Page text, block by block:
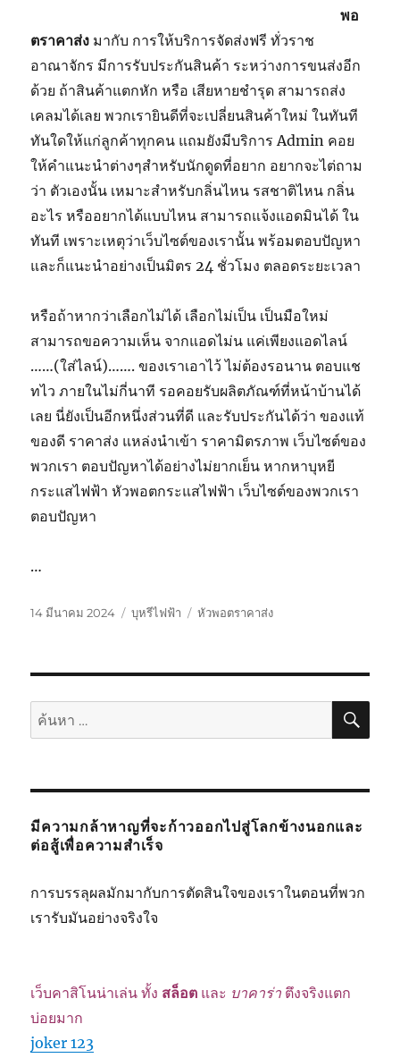
พอ
ตราคาส่ง มากับ การให้บริการจัดส่งฟรี ทั่วราช
อาณาจักร มีการรับประกันสินค้า ระหว่างการขนส่งอีก
ด้วย ถ้าสินค้าแตกหัก หรือ เสียหายชำรุด สามารถส่ง
เคลมได้เลย พวกเรายินดีที่จะเปลี่ยนสินค้าใหม่ ในทันที
ทันใดให้แก่ลูกค้าทุกคน แถมยังมีบริการ Admin คอย
ให้คำแนะนำต่างๆสำหรับนักดูดที่อยาก อยากจะไต่ถาม
ว่า ตัวเองนั้น เหมาะสำหรับกลิ่นไหน รสชาติไหน กลิ่น
อะไร หรืออยากได้แบบไหน สามารถแจ้งแอดมินได้ ใน
ทันที เพราะเหตุว่าเว็บไซต์ของเรานั้น พร้อมตอบปัญหา
และก็แนะนำอย่างเป็นมิตร 24 ชั่วโมง ตลอดระยะเวลา
หรือถ้าหากว่าเลือกไม่ได้ เลือกไม่เป็น เป็นมือใหม่
สามารถขอความเห็น จากแอดไม่น แค่เพียงแอดไลน์
……(ใส่ไลน์)……. ของเราเอาไว้ ไม่ต้องรอนาน ตอบแช
ทไว ภายในไม่กี่นาที รอคอยรับผลิตภัณฑ์ที่หน้าบ้านได้
เลย นี่ยังเป็นอีกหนึ่งส่วนที่ดี และรับประกันได้ว่า ของแท้
ของดี ราคาส่ง แหล่งนำเข้า ราคามิตรภาพ เว็บไซต์ของ
พวกเรา ตอบปัญหาได้อย่างไม่ยากเย็น หากหาบุหยี
กระแสไฟฟ้า หัวพอตกระแสไฟฟ้า เว็บไซต์ของพวกเรา
ตอบปัญหา
…
เขียน
14 มีนาคม 2024
หมวด
บุหรีไฟฟ้า
ป้าย
หัวพอตราคาส่ง
ค้นหา: ค้น
มีความกล้าหาญที่จะก้าวออกไปสู่โลกข้างนอกและ
ต่อสู้เพื่อความสำเร็จ
การบรรลุผลมักมากับการตัดสินใจของเราในตอนที่พวก
เรารับมันอย่างจริงใจ
เว็บคาสิโนน่าเล่น ทั้ง สล็อต และ บาคาร่า ตึงจริงแตก
บ่อยมาก
joker 123